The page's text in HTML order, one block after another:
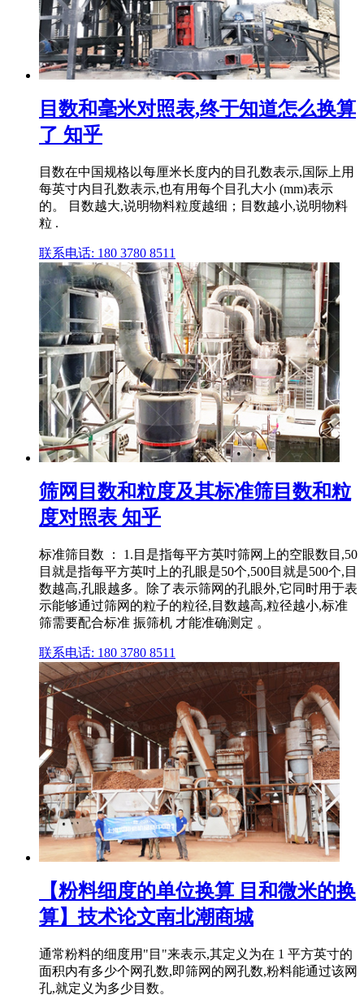
目数和毫米对照表,终于知道怎么换算
了 知乎
目数在中国规格以每厘米长度内的目孔数表示,国际上用
每英寸内目孔数表示,也有用每个目孔大小 (mm)表示
的。 目数越大,说明物料粒度越细；目数越小,说明物料
粒 .
联系电话: 180 3780 8511
筛网目数和粒度及其标准筛目数和粒
度对照表 知乎
标准筛目数 ： 1.目是指每平方英吋筛网上的空眼数目,50
目就是指每平方英吋上的孔眼是50个,500目就是500个,目
数越高,孔眼越多。除了表示筛网的孔眼外,它同时用于表
示能够通过筛网的粒子的粒径,目数越高,粒径越小,标准
筛需要配合标准 振筛机 才能准确测定 。
联系电话: 180 3780 8511
【粉料细度的单位换算 目和微米的换
算】技术论文南北潮商城
通常粉料的细度用"目"来表示,其定义为在 1 平方英寸的
面积内有多少个网孔数,即筛网的网孔数,粉料能通过该网
孔,就定义为多少目数。